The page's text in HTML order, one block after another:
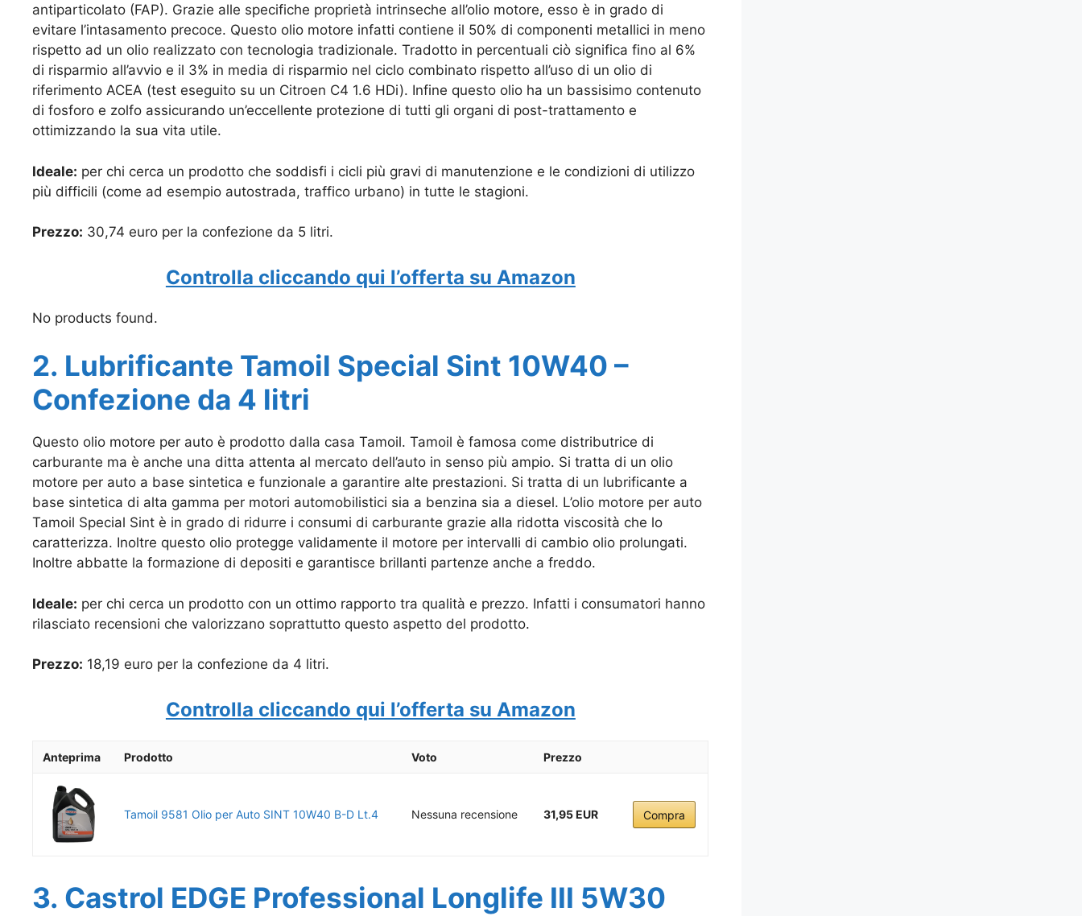
antiparticolato (FAP). Grazie alle specifiche proprietà intrinseche all’olio motore, esso è in grado di
evitare l’intasamento precoce. Questo olio motore infatti contiene il 50% di componenti metallici in meno
rispetto ad un olio realizzato con tecnologia tradizionale. Tradotto in percentuali ciò significa fino al 6%
di risparmio all’avvio e il 3% in media di risparmio nel ciclo combinato rispetto all’uso di un olio di
riferimento ACEA (test eseguito su un Citroen C4 1.6 HDi). Infine questo olio ha un bassisimo contenuto
di fosforo e zolfo assicurando un’eccellente protezione di tutti gli organi di post-trattamento e
ottimizzando la sua vita utile.
Ideale: per chi cerca un prodotto che soddisfi i cicli più gravi di manutenzione e le condizioni di utilizzo
più difficili (come ad esempio autostrada, traffico urbano) in tutte le stagioni.
Prezzo: 30,74 euro per la confezione da 5 litri.
Controlla cliccando qui l’offerta su Amazon
No products found.
2. Lubrificante Tamoil Special Sint 10W40 –
Confezione da 4 litri
Questo olio motore per auto è prodotto dalla casa Tamoil. Tamoil è famosa come distributrice di
carburante ma è anche una ditta attenta al mercato dell’auto in senso più ampio. Si tratta di un olio
motore per auto a base sintetica e funzionale a garantire alte prestazioni. Si tratta di un lubrificante a
base sintetica di alta gamma per motori automobilistici sia a benzina sia a diesel. L’olio motore per auto
Tamoil Special Sint è in grado di ridurre i consumi di carburante grazie alla ridotta viscosità che lo
caratterizza. Inoltre questo olio protegge validamente il motore per intervalli di cambio olio prolungati.
Inoltre abbatte la formazione di depositi e garantisce brillanti partenze anche a freddo.
Ideale: per chi cerca un prodotto con un ottimo rapporto tra qualità e prezzo. Infatti i consumatori hanno
rilasciato recensioni che valorizzano soprattutto questo aspetto del prodotto.
Prezzo: 18,19 euro per la confezione da 4 litri.
Controlla cliccando qui l’offerta su Amazon
Anteprima Prodotto Voto Prezzo
Tamoil 9581 Olio per Auto SINT 10W40 B-D Lt.4 Nessuna recensione 31,95 EUR Compra
3. Castrol EDGE Professional Longlife III 5W30